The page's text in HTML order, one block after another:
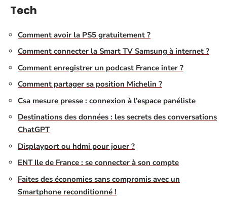
Tech
Comment avoir la PS5 gratuitement ?
Comment connecter la Smart TV Samsung à internet ?
Comment enregistrer un podcast France inter ?
Comment partager sa position Michelin ?
Csa mesure presse : connexion à l’espace panéliste
Destinations des données : les secrets des conversations
ChatGPT
Displayport ou hdmi pour jouer ?
ENT Ile de France : se connecter à son compte
Faites des économies sans compromis avec un
Smartphone reconditionné !